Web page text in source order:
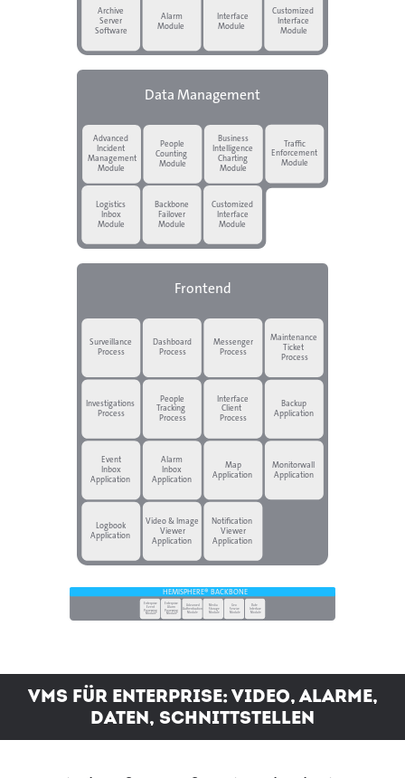
Customized
Interface
Module
Interface
Module
Alarm
Module
Archive
Server
Software
Data Management
Customized
Interface
Module
Backbone
Failover
Module
Logistics
Inbox
Module
Traffic
Enforcement
Module
Business
Intelligence
Charting
Module
People
Counting
Module
Advanced
Incident
Management
Module
Frontend
Monitorwall
Application
Notification
Viewer
Application
Video & Image
Viewer
Application
Logbook
Application
Backup
Application
Map
Application
Alarm
Inbox
Application
Event
Inbox
Application
Interface
Client
Process
People
Tracking
Process
Investigations
Process
Maintenance
Ticket
Process
Messenger
Process
Dashboard
Process
Surveillance
Process
Date
Interface
Module
Geo
Service
Module
Media
Storage
Module
Advanced
Authentication
Module
Enterprise
Alarm
Processing
Module
Enterprise
Event
Processing
Module
HEMISPHERE® BACKBONE
VMS FÜR ENTERPRISE: VIDEO, ALARME,
DATEN, SCHNITTSTELLEN